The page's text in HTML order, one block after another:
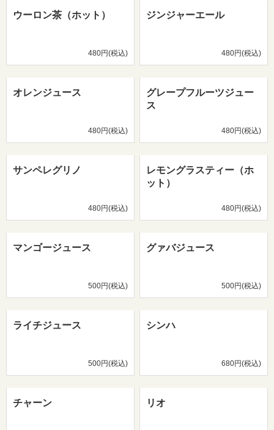
ウーロン茶（ホット）
480円(税込)
ジンジャーエール
480円(税込)
オレンジュース
480円(税込)
グレープフルーツジュー
ス
480円(税込)
サンペレグリノ
480円(税込)
レモングラスティー（ホ
ット）
480円(税込)
マンゴージュース
500円(税込)
グァバジュース
500円(税込)
ライチジュース
500円(税込)
シンハ
680円(税込)
チャーン リオ